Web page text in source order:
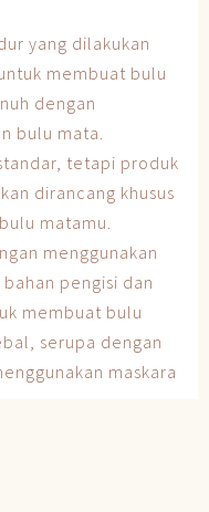
yang dilakukan
membuat bulu
dengan
bulu mata.
tetapi produk
dirancang khusus
matamu.
menggunakan
pengisi dan
membuat bulu
serupa dengan
maskara